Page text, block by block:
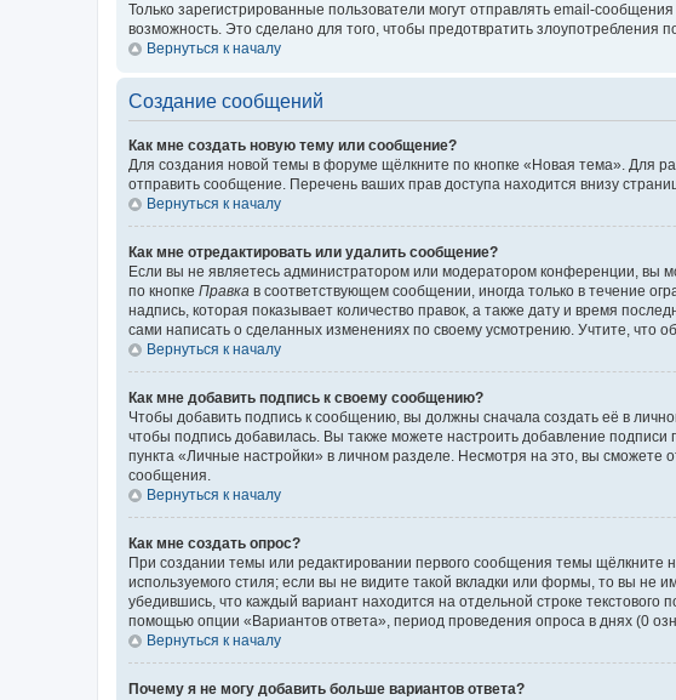
Только зарегистрированные пользователи могут отправлять email-
возможность. Это сделано для того, чтобы предотвратить злоупотребления
Вернуться к началу
Создание сообщений
Как мне создать новую тему или сообщение?
Для создания новой темы в форуме щёлкните по кнопке «Новая тема». Для
отправить сообщение. Перечень ваших прав доступа находится внизу
Вернуться к началу
Как мне отредактировать или удалить сообщение?
Если вы не являетесь администратором или модератором конференции, вы
по кнопке Правка в соответствующем сообщении, иногда только в течение
надпись, которая показывает количество правок, а также дату и время
сами написать о сделанных изменениях по своему усмотрению. Учтите, что
Вернуться к началу
Как мне добавить подпись к своему сообщению?
Чтобы добавить подпись к сообщению, вы должны сначала создать её в
чтобы подпись добавилась. Вы также можете настроить добавление
пункта «Личные настройки» в личном разделе. Несмотря на это, вы
сообщения.
Вернуться к началу
Как мне создать опрос?
При создании темы или редактировании первого сообщения темы щёлкните
используемого стиля; если вы не видите такой вкладки или формы, то вы не
убедившись, что каждый вариант находится на отдельной строке
помощью опции «Вариантов ответа», период проведения опроса в днях (0
Вернуться к началу
Почему я не могу добавить больше вариантов ответа?